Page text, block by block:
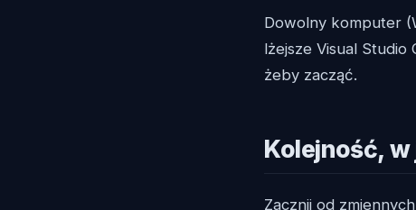
Dowolny komputer
lżejsze Visual
żeby zacząć.
Kolejność,
Zacznij od